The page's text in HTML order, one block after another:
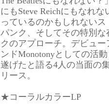
にもSteve Reichにもなれ
っているのかもしれない
パンク、そしてその特別
クのアプローチ。デビュ
ンドMonotonyとしての活
遂げたと語る4人の当面の
リース。
★コーラルカラーLP